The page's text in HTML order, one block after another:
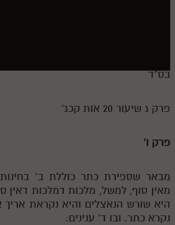
חלק יג
חלק טו
שידור חי
הזמן סט תע"ס
בס"ד
פרק ג שיעור 20 אות קכג'
פרק ו'
מבאר שספירת כתר כוללת ב'
מאין סוף, למשל, מלכות דמלכות דאין
היא שורש הנאצלים והיא נקראת אריך
נקרא כתר. ובו ד' ענינים: